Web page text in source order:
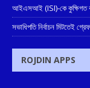
আইএসআই (ISI)-কে কুক্ষিগত
সভাধিপতি নির্বাচন মিটতেই
ROJDIN APPS